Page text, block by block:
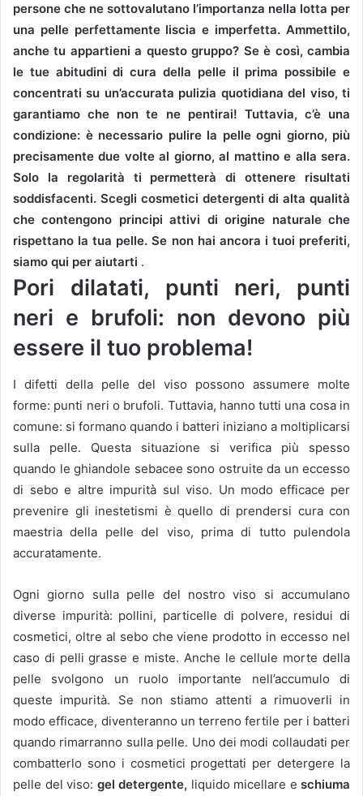
persone che ne sottovalutano l’importanza nella lotta per
una pelle perfettamente liscia e imperfetta. Ammettilo,
anche tu appartieni a questo gruppo? Se è così, cambia
le tue abitudini di cura della pelle il prima possibile e
concentrati su un’accurata pulizia quotidiana del viso, ti
garantiamo che non te ne pentirai! Tuttavia, c’è una
condizione: è necessario pulire la pelle ogni giorno, più
precisamente due volte al giorno, al mattino e alla sera.
Solo la regolarità ti permetterà di ottenere risultati
soddisfacenti. Scegli cosmetici detergenti di alta qualità
che contengono principi attivi di origine naturale che
rispettano la tua pelle.Se non hai ancora i tuoi preferiti,
siamo qui per aiutarti .
Pori dilatati, punti neri, punti
neri e brufoli: non devono più
essere il tuo problema!
I difetti della pelle del viso possono assumere molte
forme: punti neri o brufoli. Tuttavia, hanno tutti una cosa in
comune: si formano quando i batteri iniziano a moltiplicarsi
sulla pelle. Questa situazione si verifica più spesso
quando le ghiandole sebacee sono ostruite da un eccesso
di sebo e altre impurità sul viso. Un modo efficace per
prevenire gli inestetismi è quello di prendersi cura con
maestria della pelle del viso, prima di tutto pulendola
accuratamente.
Ogni giorno sulla pelle del nostro viso si accumulano
diverse impurità: pollini, particelle di polvere, residui di
cosmetici, oltre al sebo che viene prodotto in eccesso nel
caso di pelli grasse e miste. Anche le cellule morte della
pelle svolgono un ruolo importante nell’accumulo di
queste impurità. Se non stiamo attenti a rimuoverli in
modo efficace, diventeranno un terreno fertile per i batteri
quando rimarranno sulla pelle. Uno dei modi collaudati per
combatterlo sono i cosmetici progettati per detergere la
pelle del viso: gel detergente, liquido micellare e schiuma